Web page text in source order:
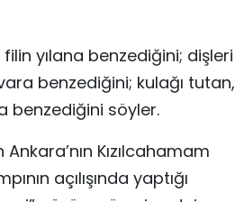
yılana benzediğini; dişleri
benzediğini; kulağı tutan,
benzediğini söyler.
Kızılcahamam
açılışında yaptığı